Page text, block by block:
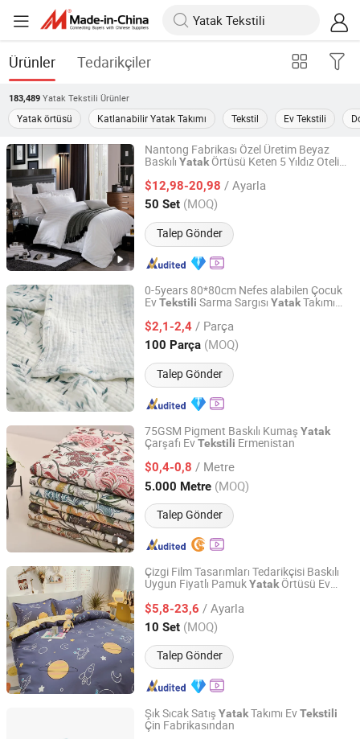
Ürünler Tedarikçiler
183,489 Yatak Tekstili Ürünler
Yatak örtüsü Katlanabilir Yatak Takımı Tekstil Ev Tekstili
Nantong Fabrikası Özel Üretim Beyaz
Baskılı YatakÖrtüsü Keten 5 Yıldız Oteli
Tekstili
$12,98-20,98 / Ayarla
50 Set (MOQ)
Talep Gönder
Jiangsu Pengyuan Textile Group Co., Ltd.
Jiangsu, China Fiyat 2022
0-5years 80*80cm Nefes alabilen Çocuk
EvTekstili Sarma Sargısı YatakTakımı
$2,1-2,4 / Parça
100 Parça (MOQ)
Talep Gönder
Zhejiang Gangju Import & Export Co., Ltd
Zhejiang, China Fiyat 2025
75GSM Pigment Baskılı Kumaş Yatak
Çarşafı EvTekstili Ermenistan
$0,4-0,8 / Metre
5.000 Metre (MOQ)
Talep Gönder
Changxing Chenfei Textile Co., Ltd.
Zhejiang, China Fiyat 2025
Çizgi Film Tasarımları Tedarikçisi Baskılı
Uygun Fiyatlı PamukYatakÖrtüsü Ev
$5,8-23,6 / Ayarla
10 Set (MOQ)
Talep Gönder
Zhang Zhou DITAI Import & Export Trade Co., Ltd.
Fujian, China Fiyat 2018
Şık Sıcak Satış YatakTakımı EvTekstili
Çin Fabrikasından
Ningbo DH Textile Industry&Trade Co., Ltd.